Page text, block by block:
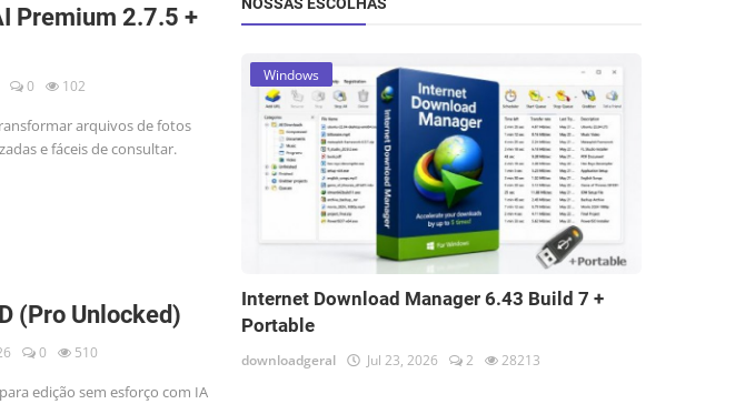
Premium 2.7.5 +
0 102
arquivos de fotos
e fáceis de consultar.
(Pro Unlocked)
0 510
edição sem esforço com IA
Windows
Internet Download Manager 6.43 Build 7 +
Portable
downloadgeral Jul 23, 2026 2 28213